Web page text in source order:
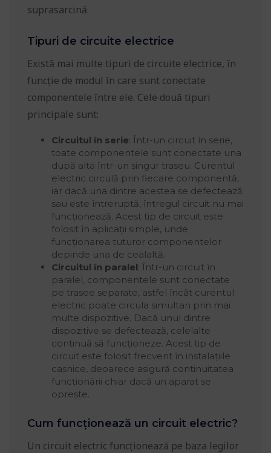
suprasarcină.
Tipuri de circuite electrice
Există mai multe tipuri de circuite electrice, în
funcție de modul în care sunt conectate
componentele între ele. Cele două tipuri
principale sunt:
Circuitul în serie: Într-un circuit în serie,
toate componentele sunt conectate una
după alta într-un singur traseu. Curentul
electric circulă prin fiecare componentă,
iar dacă una dintre acestea se defectează
sau este întreruptă, întregul circuit nu mai
funcționează. Acest tip de circuit este
folosit în aplicații simple, unde
funcționarea tuturor componentelor
depinde una de cealaltă.
Circuitul în paralel: Într-un circuit în
paralel, componentele sunt conectate
pe trasee separate, astfel încât curentul
electric poate circula simultan prin mai
multe dispozitive. Dacă unul dintre
dispozitive se defectează, celelalte
continuă să funcționeze. Acest tip de
circuit este folosit frecvent în instalațiile
casnice, deoarece asigură continuitatea
funcționării chiar dacă un aparat se
oprește.
Cum funcționează un circuit electric?
Un circuit electric funcționează pe baza legilor